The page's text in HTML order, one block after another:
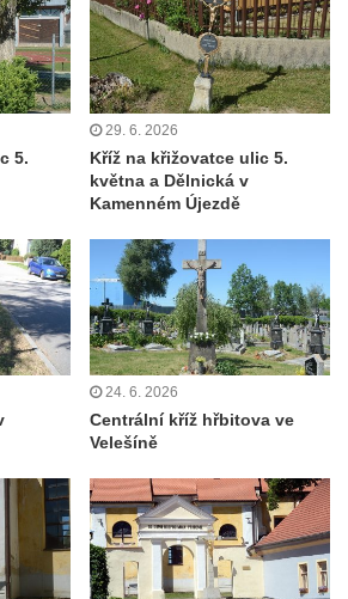
čp. 34 v Kunraticích u
mezi Šluknovem a
cesty nad Lipovou ulicí v
v Kostelní ulici v
nad Nisou
hřbitova u kostela
Rychnově u Jablonce
svatého Václava v
v Pulečném
čp. 53 v Maršovicích
v Krásné u Pěnčína
5.
29. 6. 2026
Kříž na křižovatce ulic 5.
května a Dělnická v
Kamenném Újezdě
24. 6. 2026
Centrální kříž hřbitova ve
Velešíně